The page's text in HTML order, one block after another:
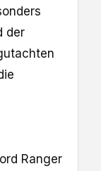
der
Ranger